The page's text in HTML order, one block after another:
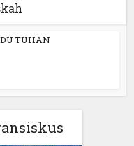
TUHAN